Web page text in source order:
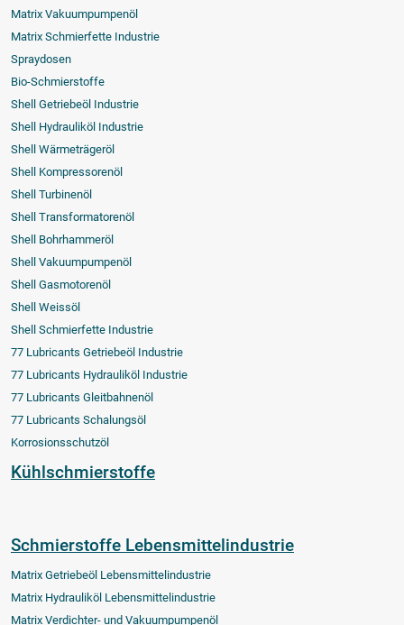
Matrix Vakuumpumpenöl
Matrix Schmierfette Industrie
Spraydosen
Bio-Schmierstoffe
Shell Getriebeöl Industrie
Shell Hydrauliköl Industrie
Shell Wärmeträgeröl
Shell Kompressorenöl
Shell Turbinenöl
Shell Transformatorenöl
Shell Bohrhammeröl
Shell Vakuumpumpenöl
Shell Gasmotorenöl
Shell Weissöl
Shell Schmierfette Industrie
77 Lubricants Getriebeöl Industrie
77 Lubricants Hydrauliköl Industrie
77 Lubricants Gleitbahnenöl
77 Lubricants Schalungsöl
Korrosionsschutzöl
Kühlschmierstoffe
Schmierstoffe Lebensmittelindustrie
Matrix Getriebeöl Lebensmittelindustrie
Matrix Hydrauliköl Lebensmittelindustrie
Matrix Verdichter- und Vakuumpumpenöl